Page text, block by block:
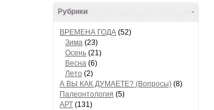
-
Рубрики
ВРЕМЕНА ГОДА (52)
Зима (23)
Осень (21)
Весна (6)
Лето (2)
А ВЫ КАК ДУМАЕТЕ? (Вопросы) (8)
Палеонтология (5)
АРТ (131)